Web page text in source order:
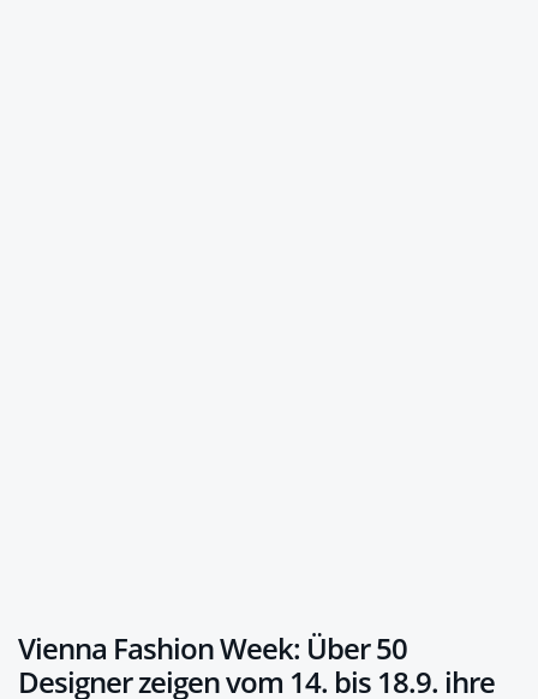
Vienna Fashion Week: Über 50
Designer zeigen vom 14. bis 18.9. ihre